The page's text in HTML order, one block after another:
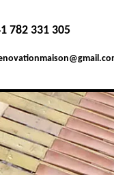
782 331 305